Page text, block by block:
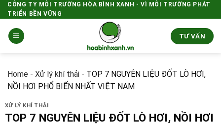
Skip
to
content
CÔNG TY MÔI TRƯỜNG HÒA BÌNH XANH - VÌ MÔI TRƯỜNG PHÁT
TRIỂN BỀN VỮNG
TƯ VẤN
Home - Xử lý khí thải - TOP 7 NGUYÊN LIỆU ĐỐT LÒ HƠI,
NỒI HƠI PHỔ BIẾN NHẤT VIỆT NAM
XỬ LÝ KHÍ THẢI
TOP 7 NGUYÊN LIỆU ĐỐT LÒ HƠI, NỒI HƠI